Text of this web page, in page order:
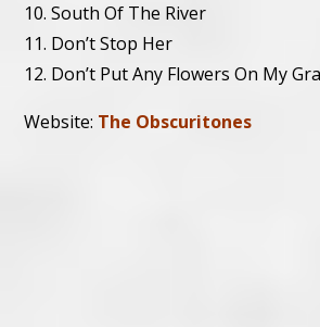
10. South Of The River
11. Don’t Stop Her
12. Don’t Put Any Flowers On My
Website: The Obscuritones